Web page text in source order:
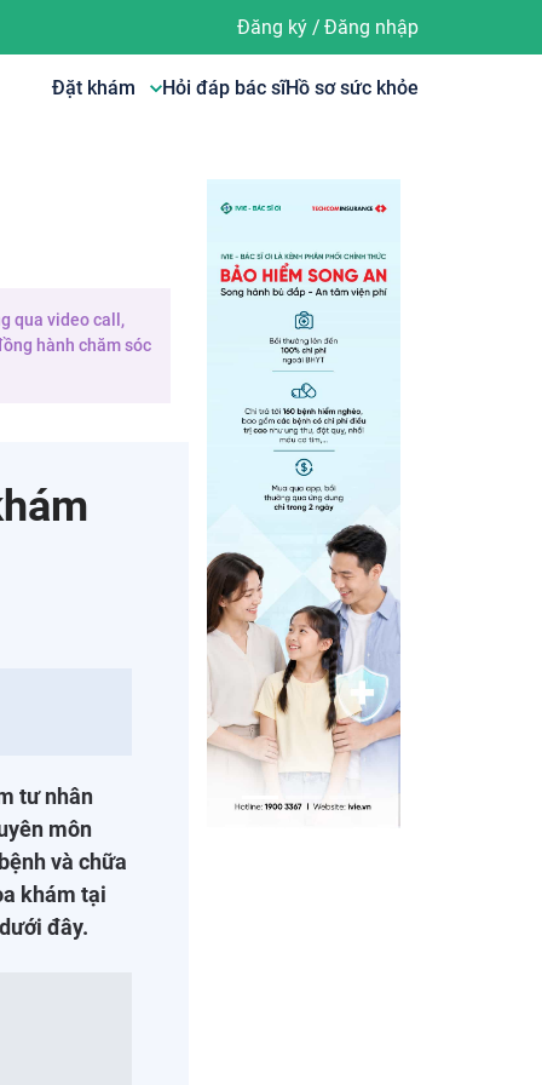
Đăng ký/ Đăng nhập
Đặt khám Hỏi đáp bác sĩHồ sơ sức khỏe
qua video call,
hành chăm sóc
tư nhân
môn
và chữa
khám tại
đây.